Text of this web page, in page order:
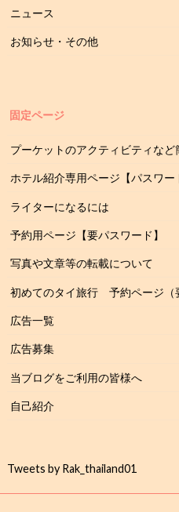
ニュース
お知らせ・その他
固定ページ
プーケットのアクティビティなど
ホテル紹介専用ページ【パスワー
ライターになるには
予約用ページ【要パスワード】
写真や文章等の転載について
初めてのタイ旅行 予約ページ（
広告一覧
広告募集
当ブログをご利用の皆様へ
自己紹介
Tweets by Rak_thailand01